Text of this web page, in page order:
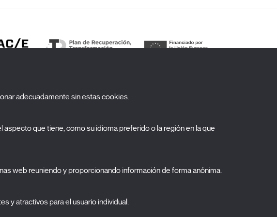
Nombre
Selecciona una categoría
0 listas seleccionadas
adecuadamente sin estas cookies.
que tiene, como su idioma preferido o la región en la que
web reuniendo y proporcionando información de forma anónima.
y atractivos para el usuario individual.